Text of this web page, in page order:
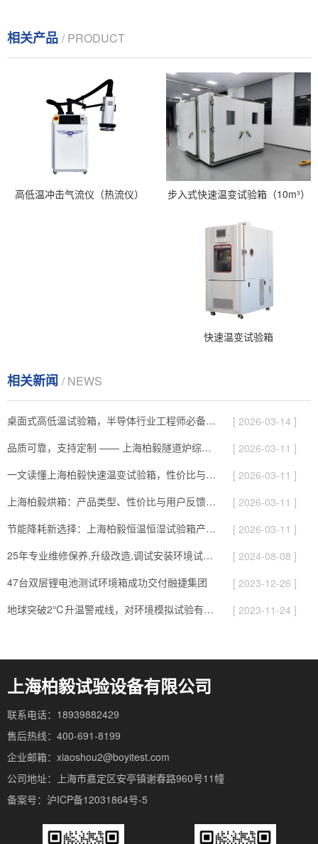
相关产品 / PRODUCT
高低温冲击气流仪（热流仪） 步入式快速温变试验箱（10m³）
快速温变试验箱
相关新闻 / NEWS
桌面式高低温试验箱，半导体行业工程师必备的测试神器
[ 2026-03-14 ]
品质可靠，支持定制 —— 上海柏毅隧道炉综合解析
[ 2026-03-11 ]
一文读懂上海柏毅快速温变试验箱，性价比与服务综合介绍
[ 2026-03-11 ]
上海柏毅烘箱：产品类型、性价比与用户反馈总结
[ 2026-03-11 ]
节能降耗新选择：上海柏毅恒温恒湿试验箱产品与应用亮点
[ 2026-03-11 ]
25年专业维修保养,升级改造,调试安装环境试验设备
[ 2024-08-08 ]
47台双层锂电池测试环境箱成功交付融捷集团
[ 2023-12-26 ]
地球突破2℃升温警戒线，对环境模拟试验有哪些影响
[ 2023-11-24 ]
上海柏毅试验设备有限公司
联系电话：18939882429
售后热线：400-691-8199
企业邮箱：xiaoshou2@boyitest.com
公司地址：上海市嘉定区安亭镇谢春路960号11幢
备案号：沪ICP备12031864号-5